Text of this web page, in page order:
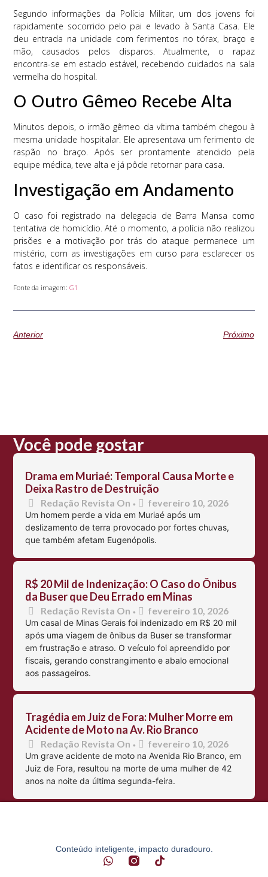
Segundo informações da Polícia Militar, um dos jovens foi
rapidamente socorrido pelo pai e levado à Santa Casa. Ele
deu entrada na unidade com ferimentos no tórax, braço e
mão, causados pelos disparos. Atualmente, o rapaz
encontra-se em estado estável, recebendo cuidados na sala
vermelha do hospital.
O Outro Gêmeo Recebe Alta
Minutos depois, o irmão gêmeo da vítima também chegou à
mesma unidade hospitalar. Ele apresentava um ferimento de
raspão no braço. Após ser prontamente atendido pela
equipe médica, teve alta e já pôde retornar para casa.
Investigação em Andamento
O caso foi registrado na delegacia de Barra Mansa como
tentativa de homicídio. Até o momento, a polícia não realizou
prisões e a motivação por trás do ataque permanece um
mistério, com as investigações em curso para esclarecer os
fatos e identificar os responsáveis.
Fonte da imagem:G1
Anterior Próximo
Você pode gostar
Drama em Muriaé: Temporal Causa Morte e
Deixa Rastro de Destruição
Redação Revista On • fevereiro 10, 2026
Um homem perde a vida em Muriaé após um
deslizamento de terra provocado por fortes chuvas,
que também afetam Eugenópolis.
R$ 20 Mil de Indenização: O Caso do Ônibus
da Buser que Deu Errado em Minas
Redação Revista On • fevereiro 10, 2026
Um casal de Minas Gerais foi indenizado em R$ 20 mil
após uma viagem de ônibus da Buser se transformar
em frustração e atraso. O veículo foi apreendido por
fiscais, gerando constrangimento e abalo emocional
aos passageiros.
Tragédia em Juiz de Fora: Mulher Morre em
Acidente de Moto na Av. Rio Branco
Redação Revista On • fevereiro 10, 2026
Um grave acidente de moto na Avenida Rio Branco, em
Juiz de Fora, resultou na morte de uma mulher de 42
anos na noite da última segunda-feira.
Conteúdo inteligente, impacto duradouro.